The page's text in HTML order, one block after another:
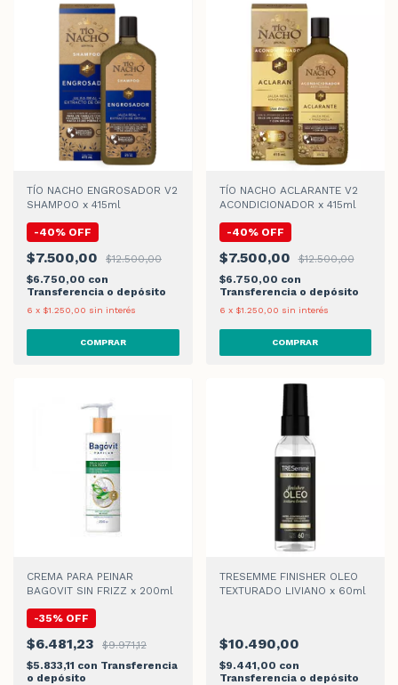
TÍO NACHO ENGROSADOR V2
SHAMPOO x 415ml
-40% OFF
$7.500,00
$12.500,00
$6.750,00 con
Transferencia o depósito
6 x $1.250,00 sin interés
TÍO NACHO ACLARANTE V2
ACONDICIONADOR x 415ml
-40% OFF
$7.500,00
$12.500,00
$6.750,00 con
Transferencia o depósito
6 x $1.250,00 sin interés
CREMA PARA PEINAR
BAGOVIT SIN FRIZZ x 200ml
-35% OFF
$6.481,23
$9.971,12
$5.833,11 con Transferencia
o depósito
TRESEMME FINISHER OLEO
TEXTURADO LIVIANO x 60ml
$10.490,00
$9.441,00 con
Transferencia o depósito